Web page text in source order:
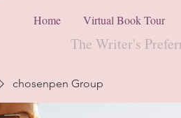
Home Virtual Book Tour
The Writer's
chosenpen Group